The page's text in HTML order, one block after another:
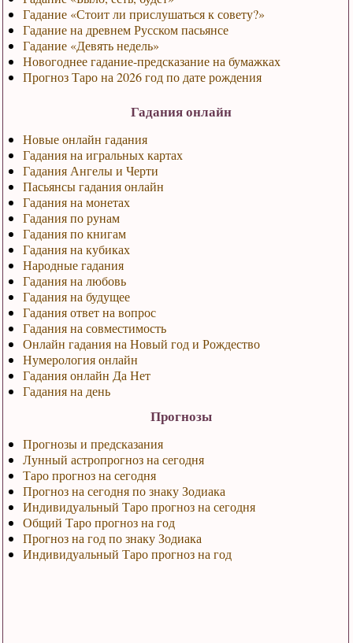
Гадание «Стоит ли прислушаться к совету?»
Гадание на древнем Русском пасьянсе
Гадание «Девять недель»
Новогоднее гадание-предсказание на бумажках
Прогноз Таро на 2026 год по дате рождения
Гадания онлайн
Новые онлайн гадания
Гадания на игральных картах
Гадания Ангелы и Черти
Пасьянсы гадания онлайн
Гадания на монетах
Гадания по рунам
Гадания по книгам
Гадания на кубиках
Народные гадания
Гадания на любовь
Гадания на будущее
Гадания ответ на вопрос
Гадания на совместимость
Онлайн гадания на Новый год и Рождество
Нумерология онлайн
Гадания онлайн Да Нет
Гадания на день
Прогнозы
Прогнозы и предсказания
Лунный астропрогноз на сегодня
Таро прогноз на сегодня
Прогноз на сегодня по знаку Зодиака
Индивидуальный Таро прогноз на сегодня
Общий Таро прогноз на год
Прогноз на год по знаку Зодиака
Индивидуальный Таро прогноз на год